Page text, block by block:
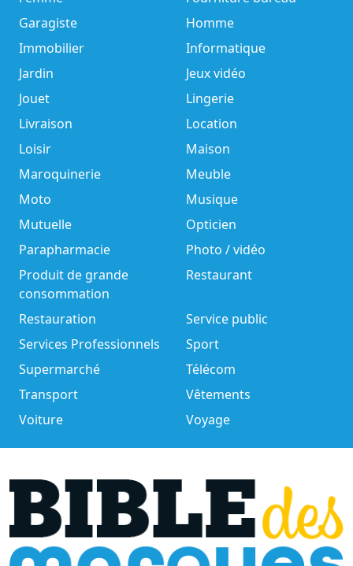
Garagiste
Homme
Immobilier
Informatique
Jardin
Jeux vidéo
Jouet
Lingerie
Livraison
Location
Loisir
Maison
Maroquinerie
Meuble
Moto
Musique
Mutuelle
Opticien
Parapharmacie
Photo / vidéo
Produit de grande
consommation
Restaurant
Restauration
Service public
Services Professionnels
Sport
Supermarché
Télécom
Transport
Vêtements
Voiture
Voyage